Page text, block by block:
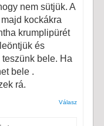
nem sütjük. A
kockákra
krumplipürét
és
bele. Ha
bele .
rá.
Válasz